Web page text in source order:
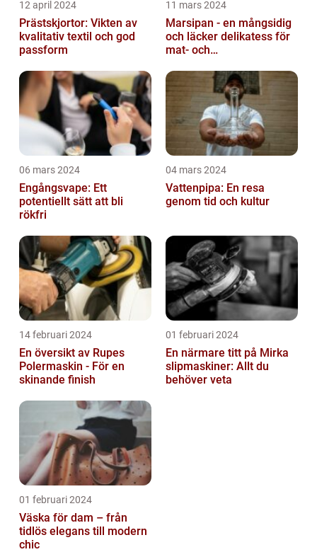
12 april 2024
Prästskjortor: Vikten av
kvalitativ textil och god
passform
11 mars 2024
Marsipan - en mångsidig
och läcker delikatess för
mat- och
06 mars 2024
Engångsvape: Ett
potentiellt sätt att bli
rökfri
04 mars 2024
Vattenpipa: En resa
genom tid och kultur
14 februari 2024
En översikt av Rupes
Polermaskin - För en
skinande finish
01 februari 2024
En närmare titt på Mirka
slipmaskiner: Allt du
behöver veta
01 februari 2024
Väska för dam – från
tidlös elegans till modern
chic